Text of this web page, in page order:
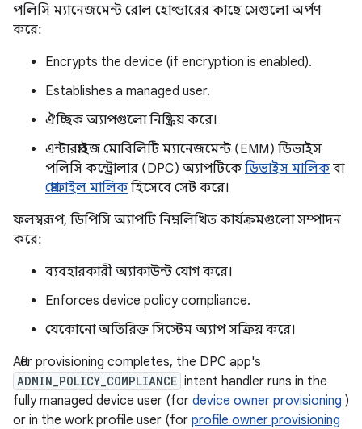
পলিসি ম্যানেজমেন্ট রোল হোল্ডারের কাছে সেগুলো অর্পণ
করে:
Encrypts the device (if encryption is enabled).
Establishes a managed user.
ঐচ্ছিক অ্যাপগুলো নিষ্ক্রিয় করে।
এন্টারপ্রাইজ মোবিলিটি ম্যানেজমেন্ট (EMM) ডিভাইস
পলিসি কন্ট্রোলার (DPC) অ্যাপটিকে ডিভাইস মালিক বা
প্রোফাইল মালিক হিসেবে সেট করে।
ফলস্বরূপ, ডিপিসি অ্যাপটি নিম্নলিখিত কার্যক্রমগুলো সম্পাদন
করে:
ব্যবহারকারী অ্যাকাউন্ট যোগ করে।
Enforces device policy compliance.
যেকোনো অতিরিক্ত সিস্টেম অ্যাপ সক্রিয় করে।
After provisioning completes, the DPC app's
ADMIN_POLICY_COMPLIANCE intent handler runs in the
fully managed device user (for device owner provisioning )
or in the work profile user (for profile owner provisioning